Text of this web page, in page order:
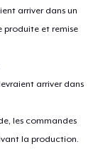
arriver dans un
produite et remise
arriver dans
les commandes
la production.